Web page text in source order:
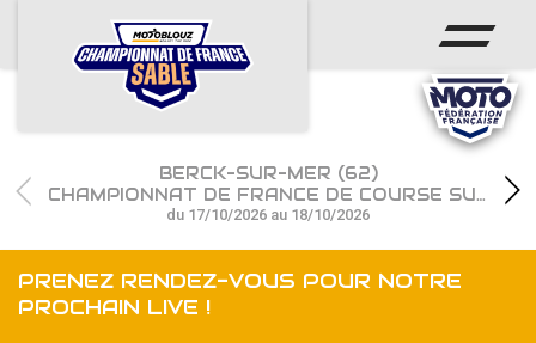
ACCUEIL
ACTUS
CHAMPIONNAT
RÉSULTATS
PHOTOS / WEB TV
BERCK-SUR-MER (62)
CHAMPIONNAT DE FRANCE DE COURSE SUR SABLE
du 17/10/2026 au 18/10/2026
PRENEZ RENDEZ-VOUS POUR NOTRE
PROCHAIN LIVE !